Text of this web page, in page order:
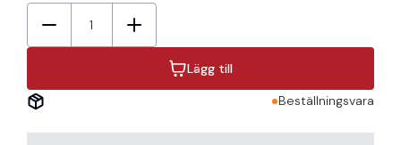
1
Lägg till
Beställningsvara